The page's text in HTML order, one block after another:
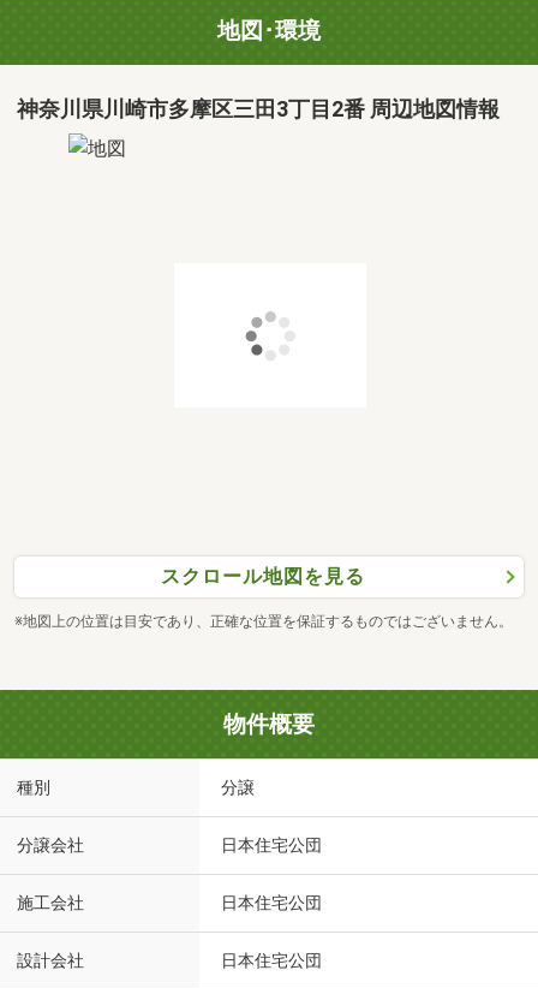
地図･環境
神奈川県川崎市多摩区三田3丁目2番 周辺地図情報
スクロール地図を見る
※地図上の位置は目安であり、正確な位置を保証するものではございません。
物件概要
種別 分譲
分譲会社 日本住宅公団
施工会社 日本住宅公団
設計会社 日本住宅公団